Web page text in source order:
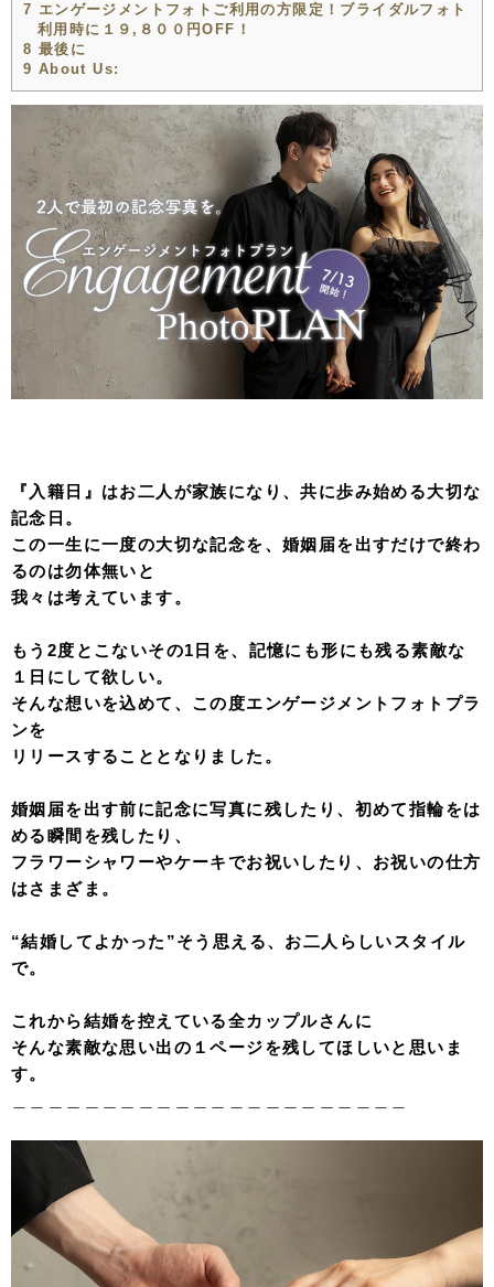
7 エンゲージメントフォトご利用の方限定！ブライダルフォト
利用時に１９,８００円OFF！
8 最後に
9 About Us:
『入籍日』はお二人が家族になり、共に歩み始める大切な
記念日。
この一生に一度の大切な記念を、婚姻届を出すだけで終わ
るのは勿体無いと
我々は考えています。
もう2度とこないその1日を、記憶にも形にも残る素敵な
１日にして欲しい。
そんな想いを込めて、この度エンゲージメントフォトプラ
ンを
リリースすることとなりました。
婚姻届を出す前に記念に写真に残したり、初めて指輪をは
める瞬間を残したり、
フラワーシャワーやケーキでお祝いしたり、お祝いの仕方
はさまざま。
“結婚してよかった”そう思える、お二人らしいスタイル
で。
これから結婚を控えている全カップルさんに
そんな素敵な思い出の１ページを残してほしいと思いま
す。